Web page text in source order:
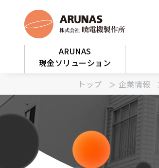
ARUNAS
現金ソリューション
トップ 企業情報